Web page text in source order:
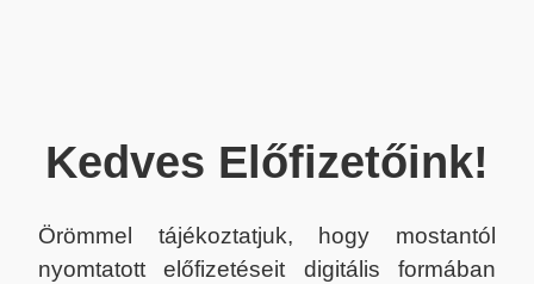
Kedves Előfizetőink!
Örömmel tájékoztatjuk, hogy mostantól
nyomtatott előfizetéseit digitális formában